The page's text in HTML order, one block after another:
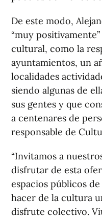
De este modo,
“muy
cultural, como la
ayuntamientos, un
localidades
siendo algunas de
sus gentes y que
a centenares de
responsable de
“Invitamos a
disfrutar de esta
espacios públicos
hacer de la cultura
disfrute colectivo.